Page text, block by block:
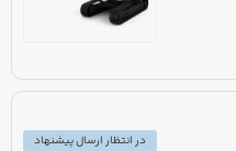
در انتظار ارسال پیشنهاد